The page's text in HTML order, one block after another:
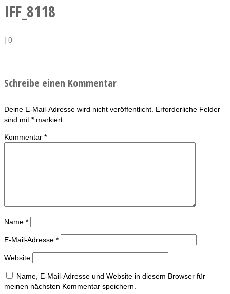
IFF_8118
| 0
Schreibe einen Kommentar
Deine E-Mail-Adresse wird nicht veröffentlicht. Erforderliche Felder
sind mit * markiert
Kommentar *
Name *
E-Mail-Adresse *
Website
Name, E-Mail-Adresse und Website in diesem Browser für
meinen nächsten Kommentar speichern.